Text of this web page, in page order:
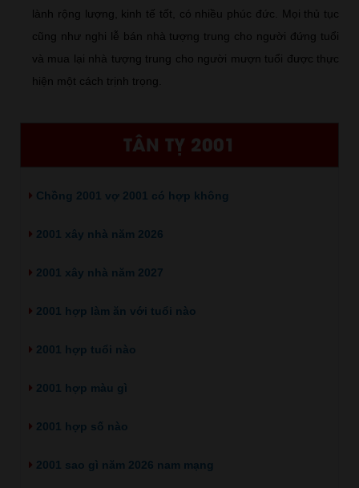
lành rộng lượng, kinh tế tốt, có nhiều phúc đức. Mọi thủ tục
cũng như nghi lễ bán nhà tượng trung cho người đứng tuổi
và mua lại nhà tượng trung cho người mượn tuổi được thực
hiện một cách trịnh trọng.
TÂN TỴ 2001
Chồng 2001 vợ 2001 có hợp không
2001 xây nhà năm 2026
2001 xây nhà năm 2027
2001 hợp làm ăn với tuổi nào
2001 hợp tuổi nào
2001 hợp màu gì
2001 hợp số nào
2001 sao gì năm 2026 nam mạng